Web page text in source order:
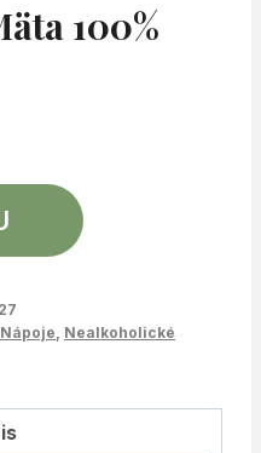
100%
Nápoje Nealkoholické